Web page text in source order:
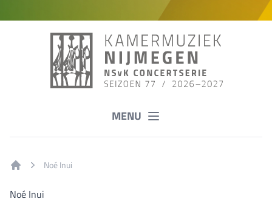
MENU
Noé Inui
Noé Inui